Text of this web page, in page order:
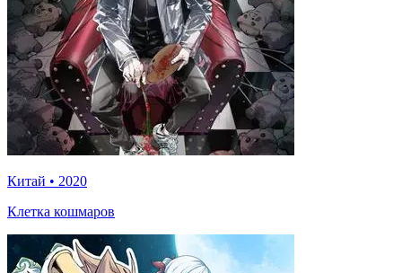
Китай • 2020
Клетка кошмаров